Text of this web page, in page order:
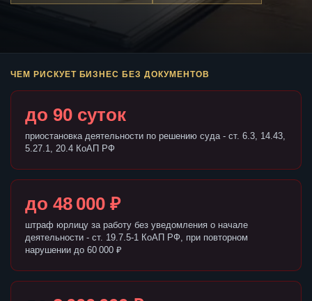
ЧЕМ РИСКУЕТ БИЗНЕС БЕЗ ДОКУМЕНТОВ
до 90 суток
приостановка деятельности по решению суда - ст. 6.3, 14.43,
5.27.1, 20.4 КоАП РФ
до 48 000 ₽
штраф юрлицу за работу без уведомления о начале
деятельности - ст. 19.7.5-1 КоАП РФ, при повторном
нарушении до 60 000 ₽